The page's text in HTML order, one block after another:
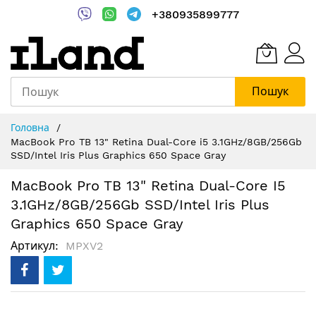
+380935899777
Пошук
Content
Головна
MacBook Pro TB 13" Retina Dual-Core i5 3.1GHz/8GB/256Gb
SSD/Intel Iris Plus Graphics 650 Space Gray
MacBook Pro TB 13" Retina Dual-Core I5
3.1GHz/8GB/256Gb SSD/Intel Iris Plus
Graphics 650 Space Gray
Артикул MPXV2